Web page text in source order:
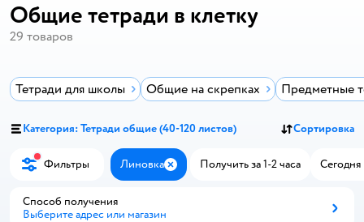
Общие тетради в клетку
29 товаров
Тетради для школы Общие на скрепках Предметные
Категория: Тетради общие (40-120 листов) Сортировка
Фильтры Линовка ЗакрытьПолучить за 1-2 часа Сегодня
Способ получения
Выберите адрес или магазин